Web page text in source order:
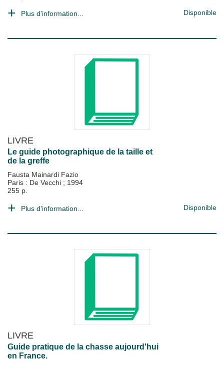
Plus d'information... Disponible
LIVRE
Le guide photographique de la taille et
de la greffe
Fausta Mainardi Fazio
Paris : De Vecchi ; 1994
255 p.
Plus d'information... Disponible
LIVRE
Guide pratique de la chasse aujourd'hui
en France.